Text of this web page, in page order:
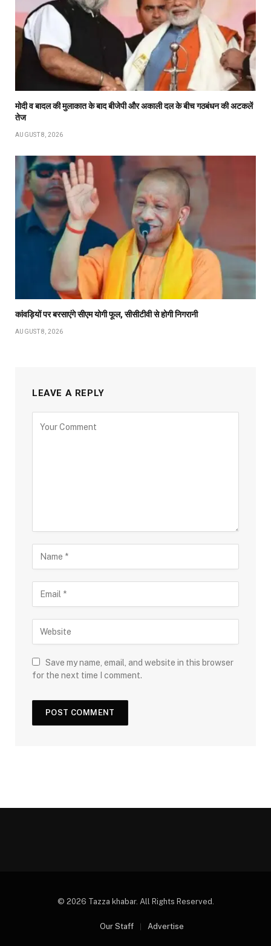
मोदी व बादल की मुलाकात के बाद बीजेपी और अकाली दल के बीच गठबंधन की अटकलें
तेज
AUGUST 8, 2026
कांवड़ियों पर बरसाएंगे सीएम योगी फूल, सीसीटीवी से होगी निगरानी
AUGUST 8, 2026
LEAVE A REPLY
Save my name, email, and website in this browser
for the next time I comment.
© 2026 Tazza khabar. All Rights Reserved.
Our Staff Advertise